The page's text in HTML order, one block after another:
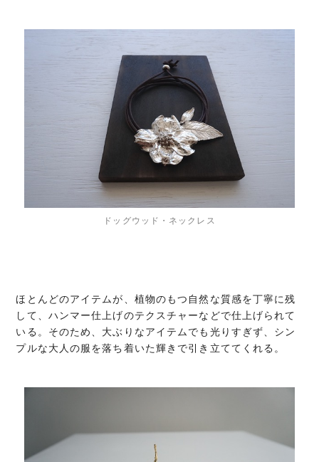
ドッグウッド・ネックレス
ほとんどのアイテムが、植物のもつ自然な質感を丁寧に残
して、ハンマー仕上げのテクスチャーなどで仕上げられて
いる。そのため、大ぶりなアイテムでも光りすぎず、シン
プルな大人の服を落ち着いた輝きで引き立ててくれる。